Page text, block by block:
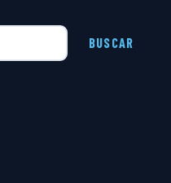
BUSCAR